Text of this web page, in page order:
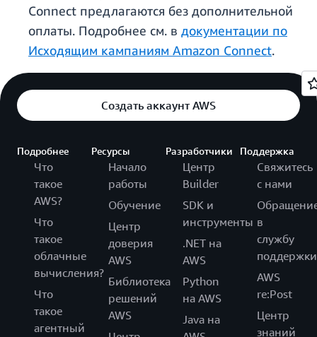
Connect предлагаются без дополнительной
оплаты. Подробнее см. в документации по
Исходящим кампаниям Amazon Connect.
Создать аккаунт AWS
Подробнее
Что
такое
AWS?
Что
такое
облачные
вычисления?
Что
такое
агентный
Ресурсы
Начало
работы
Обучение
Центр
доверия
AWS
Библиотека
решений
AWS
Разработчики
Центр
Builder
SDK и
инструменты
.NET на
AWS
Python
на AWS
Java на
Поддержка
Свяжитесь
с нами
в
службу
поддержки
AWS
re:Post
Центр
знаний